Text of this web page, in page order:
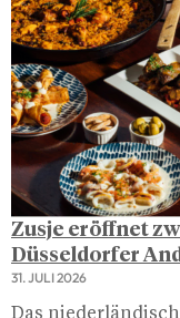
Zusje eröffnet
Düsseldorfer
31. JULI 2026
Das